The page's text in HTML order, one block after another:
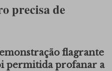
precisa de
flagrante
permitida profanar a